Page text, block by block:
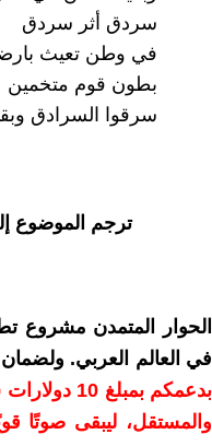
سردق أثر سردق
في وطن تعيث
بطون قوم متخمين
سرقوا السرادق
ترجم الموضوع
الحوار المتمدن مشروع
في العالم العربي.
بدعمكم
والمستقل، ليبقى صوتًا